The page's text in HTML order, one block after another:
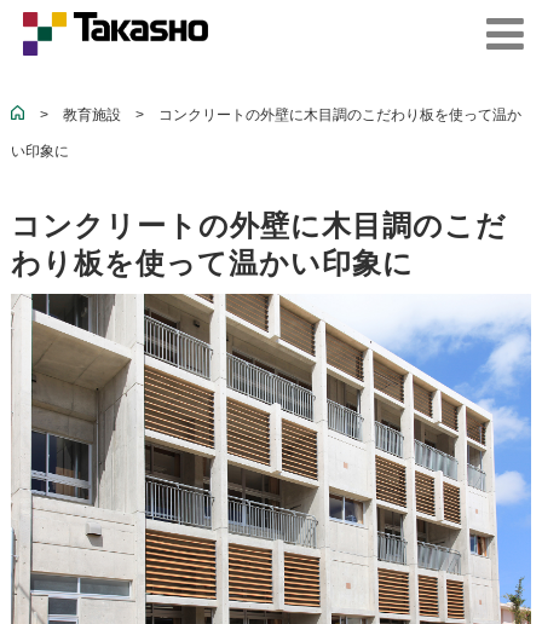
> 教育施設 > コンクリートの外壁に木目調のこだわり板を使って温か
い印象に
コンクリートの外壁に木目調のこだ
わり板を使って温かい印象に